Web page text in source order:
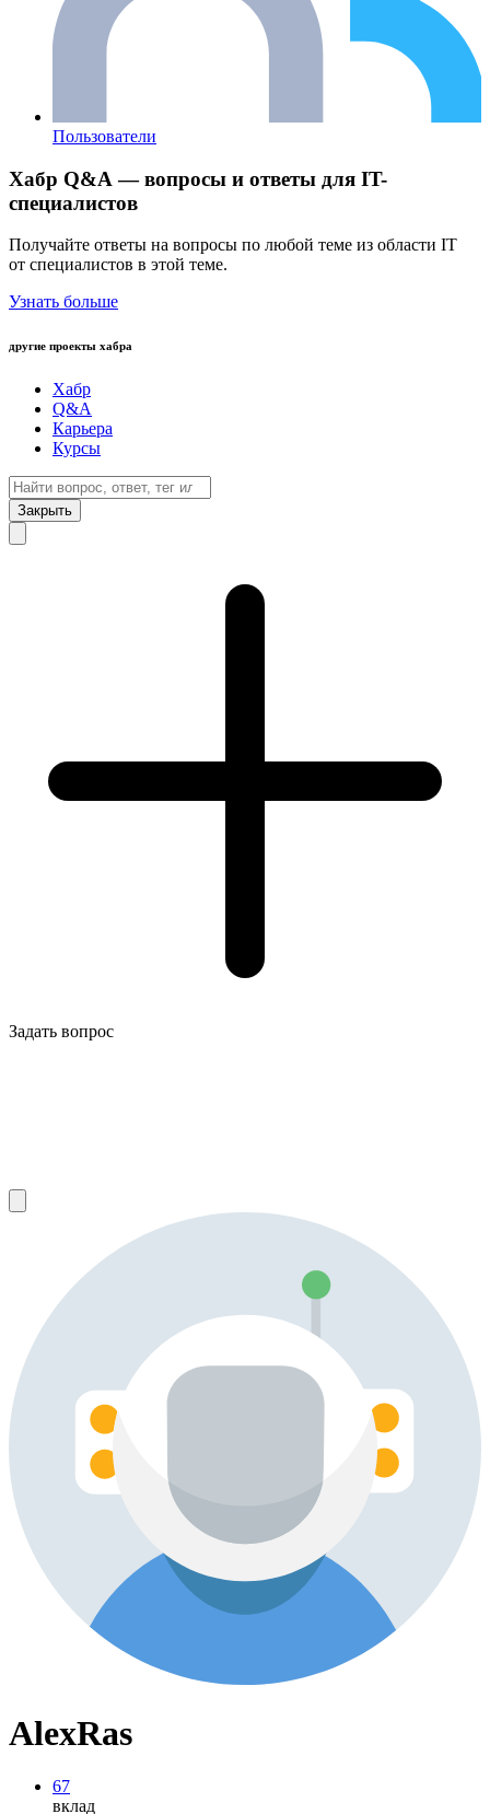
Пользователи
Хабр Q&A — вопросы и ответы для IT-
специалистов
Получайте ответы на вопросы по любой теме из области IT
от специалистов в этой теме.
Узнать больше
другие проекты хабра
Хабр
Q&A
Карьера
Курсы
Закрыть
Задать вопрос
AlexRas
67
вклад